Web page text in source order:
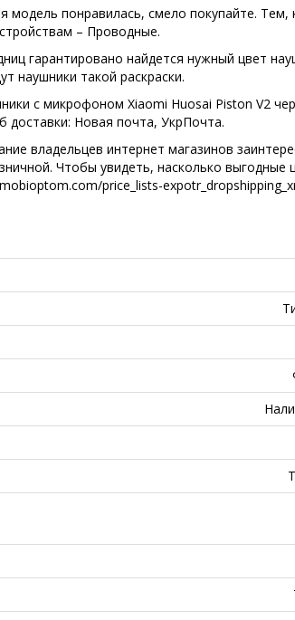
модель понравилась, смело покупайте.
– Проводные.
гарантировано найдется нужный цвет
наушники такой раскраски.
с микрофоном Xiaomi Huosai Piston V2
доставки: Новая почта, УкрПочта.
владельцев интернет магазинов
Чтобы увидеть, насколько
price_lists-